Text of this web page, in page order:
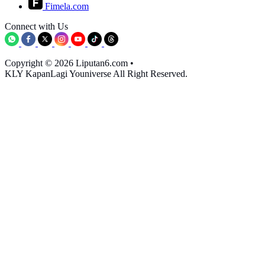
Fimela.com
Connect with Us
Copyright © 2026 Liputan6.com •
KLY KapanLagi Youniverse All Right Reserved.